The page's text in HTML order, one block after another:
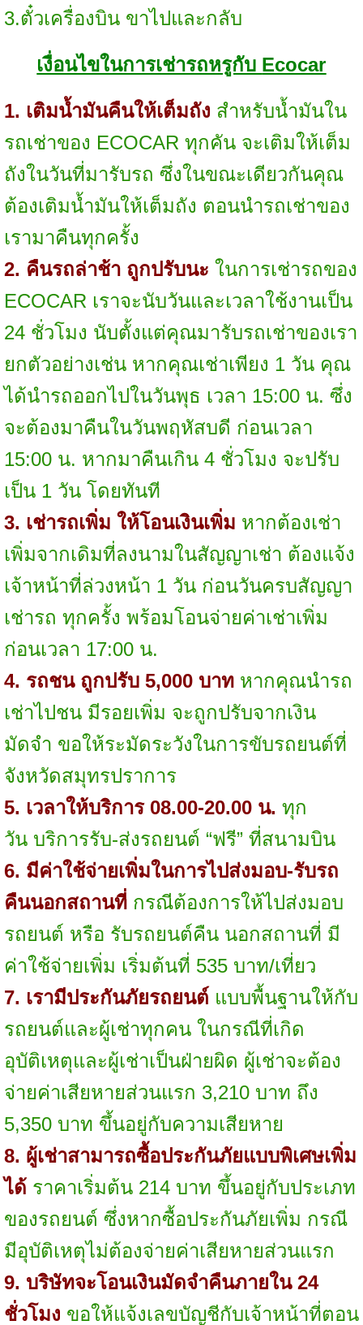
3.ตั๋วเครื่องบิน ขาไปและกลับ
เงื่อนไขในการเช่ารถหรูกับ Ecocar
1. เติมน้ำมันคืนให้เต็มถัง สำหรับน้ำมันใน
รถเช่าของ ECOCAR ทุกคัน จะเติมให้เต็ม
ถังในวันที่มารับรถ ซึ่งในขณะเดียวกันคุณ
ต้องเติมน้ำมันให้เต็มถัง ตอนนำรถเช่าของ
เรามาคืนทุกครั้ง
2. คืนรถล่าช้า ถูกปรับนะ ในการเช่ารถของ
ECOCAR เราจะนับวันและเวลาใช้งานเป็น
24 ชั่วโมง นับตั้งแต่คุณมารับรถเช่าของเรา
ยกตัวอย่างเช่น หากคุณเช่าเพียง 1 วัน คุณ
ได้นำรถออกไปในวันพุธ เวลา 15:00 น. ซึ่ง
จะต้องมาคืนในวันพฤหัสบดี ก่อนเวลา
15:00 น. หากมาคืนเกิน 4 ชั่วโมง จะปรับ
เป็น 1 วัน โดยทันที
3. เช่ารถเพิ่ม ให้โอนเงินเพิ่ม หากต้องเช่า
เพิ่มจากเดิมที่ลงนามในสัญญาเช่า ต้องแจ้ง
เจ้าหน้าที่ล่วงหน้า 1 วัน ก่อนวันครบสัญญา
เช่ารถ ทุกครั้ง พร้อมโอนจ่ายค่าเช่าเพิ่ม
ก่อนเวลา 17:00 น.
4. รถชน ถูกปรับ 5,000 บาทหากคุณนำรถ
เช่าไปชน มีรอยเพิ่ม จะถูกปรับจากเงิน
มัดจำ ขอให้ระมัดระวังในการขับรถยนต์ที่
จังหวัดสมุทรปราการ
5. เวลาให้บริการ 08.00-20.00 น. ทุก
วัน บริการรับ-ส่งรถยนต์ “ฟรี” ที่สนามบิน
6. มีค่าใช้จ่ายเพิ่มในการไปส่งมอบ-รับรถ
คืนนอกสถานที่ กรณีต้องการให้ไปส่งมอบ
รถยนต์ หรือ รับรถยนต์คืน นอกสถานที่ มี
ค่าใช้จ่ายเพิ่ม เริ่มต้นที่ 535 บาท/เที่ยว
7. เรามีประกันภัยรถยนต์ แบบพื้นฐานให้กับ
รถยนต์และผู้เช่าทุกคน ในกรณีที่เกิด
อุบัติเหตุและผู้เช่าเป็นฝ่ายผิด ผู้เช่าจะต้อง
จ่ายค่าเสียหายส่วนแรก 3,210 บาท ถึง
5,350 บาท ขึ้นอยู่กับความเสียหาย
8. ผู้เช่าสามารถซื้อประกันภัยแบบพิเศษเพิ่ม
ได้ราคาเริ่มต้น 214 บาท ขึ้นอยู่กับประเภท
ของรถยนต์ ซึ่งหากซื้อประกันภัยเพิ่ม กรณี
มีอุบัติเหตุไม่ต้องจ่ายค่าเสียหายส่วนแรก
9. บริษัทจะโอนเงินมัดจำคืนภายใน 24
ชั่วโมง ขอให้แจ้งเลขบัญชีกับเจ้าหน้าที่ตอน